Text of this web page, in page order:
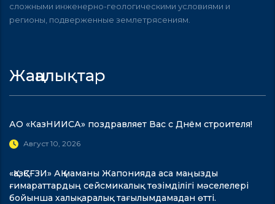
сложными инженерно-геологическими условиями и
регионы, подверженные землетрясениям.
Жаңалықтар
АО «КазНИИСА» поздравляет Вас с Днём строителя!
Август 10, 2026
«ҚазҚСҒЗИ» АҚ маманы Жапонияда аса маңызды
ғимараттардың сейсмикалық төзімділігі мәселелері
бойынша халықаралық тағылымдамадан өтті.